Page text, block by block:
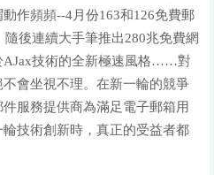
作頻頻--4月份163和126免費郵
後連續大手筆推出280兆免費網
AJax技術的全新極速風格……對
會坐視不理。在新一輪的競爭
服務提供商為滿足電子郵箱用
技術創新時，真正的受益者都